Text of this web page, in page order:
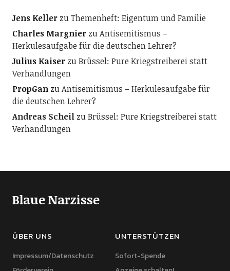
Jens KellerzuThemenheft: Eigentum und Familie
Charles MargnierzuAntisemitismus –
Herkulesaufgabe für die deutschen Lehrer?
Julius KaiserzuBrüssel: Pure Kriegstreiberei statt
Verhandlungen
PropGanzuAntisemitismus – Herkulesaufgabe für
die deutschen Lehrer?
Andreas ScheilzuBrüssel: Pure Kriegstreiberei statt
Verhandlungen
Blaue Narzisse
ÜBER UNS
Impressum/Datenschutz
UNTERSTÜTZEN
Sofort-Spende